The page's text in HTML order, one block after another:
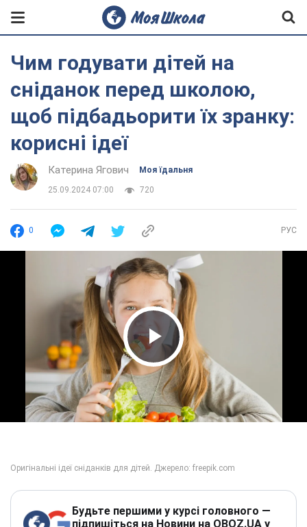
Чим годувати дітей на
сніданок перед школою,
щоб підбадьорити їх зранку:
корисні ідеї
Катерина Ягович Моя їдальня
25.09.2024 07:00 720
0 РУС
Play Video
Будьте першими у курсі головного —
підпишіться на Новини на OBOZ.UA у